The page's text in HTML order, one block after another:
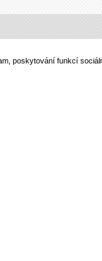
poskytování funkcí